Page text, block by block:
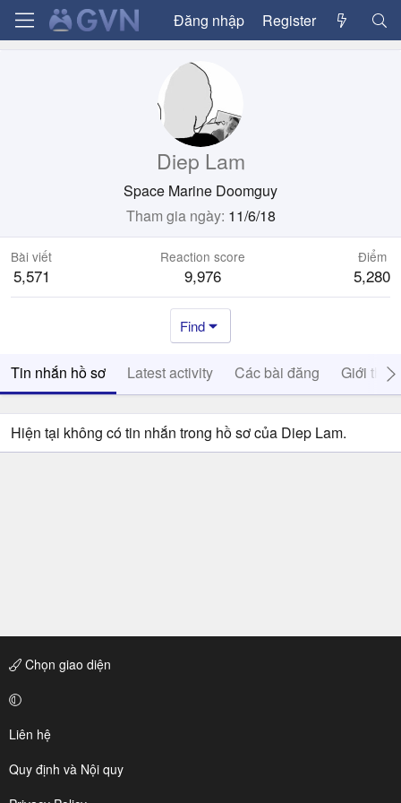
Đăng nhập Register
Diep Lam
Space Marine Doomguy
Tham gia ngày 11/6/18
Bài viết
5,571
Reaction score
9,976
Điểm
5,280
Find
Tin nhắn hồ sơ Latest activity Các bài đăng Giới thiệu
Hiện tại không có tin nhắn trong hồ sơ của Diep Lam.
Chọn giao diện
Liên hệ
Quy định và Nội quy